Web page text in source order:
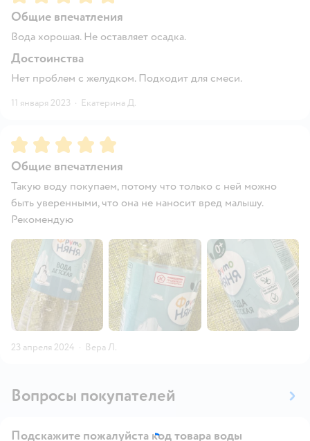
Общие впечатления
Вода хорошая. Не оставляет осадка.
Достоинства
Нет проблем с желудком. Подходит для смеси.
11 января 2023 · Екатерина Д.
Рейтинг:5
Общие впечатления
Такую воду покупаем, потому что только с ней можно
быть уверенными, что она не наносит вред малышу.
Рекомендую
23 апреля 2024 · Вера Л.
Вопросы покупателей
Подскажите пожалуйста код товара воды